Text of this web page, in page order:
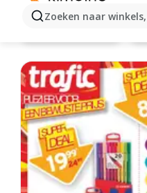
Zoeken naar